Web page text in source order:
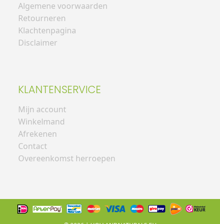
Algemene voorwaarden
Retourneren
Klachtenpagina
Disclaimer
KLANTENSERVICE
Mijn account
Winkelmand
Afrekenen
Contact
Overeenkomst herroepen